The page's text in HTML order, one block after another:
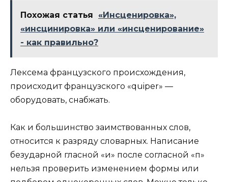
Похожая статья
«Инсценировка»,
«инсцинировка» или «инсценирование»
- как правильно?
Лексема французского происхождения,
происходит французского «quiper» —
оборудовать, снабжать.
Как и большинство заимствованных слов,
относится к разряду словарных. Написание
безударной гласной «и» после согласной «п»
нельзя проверить изменением формы или